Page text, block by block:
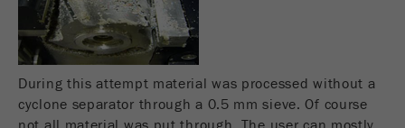
During this attempt material was processed without a
cyclone separator through a 0.5 mm sieve. Of course